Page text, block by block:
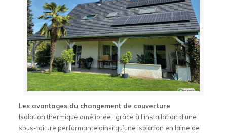
Les avantages du changement de couverture
Isolation thermique améliorée : grâce à l’installation d’une
sous-toiture performante ainsi qu’une isolation en laine de